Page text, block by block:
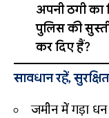
अपनी ठगी का
पुलिस की
कर दिए हैं?
सावधान रहें,
जमीन में गड़ा